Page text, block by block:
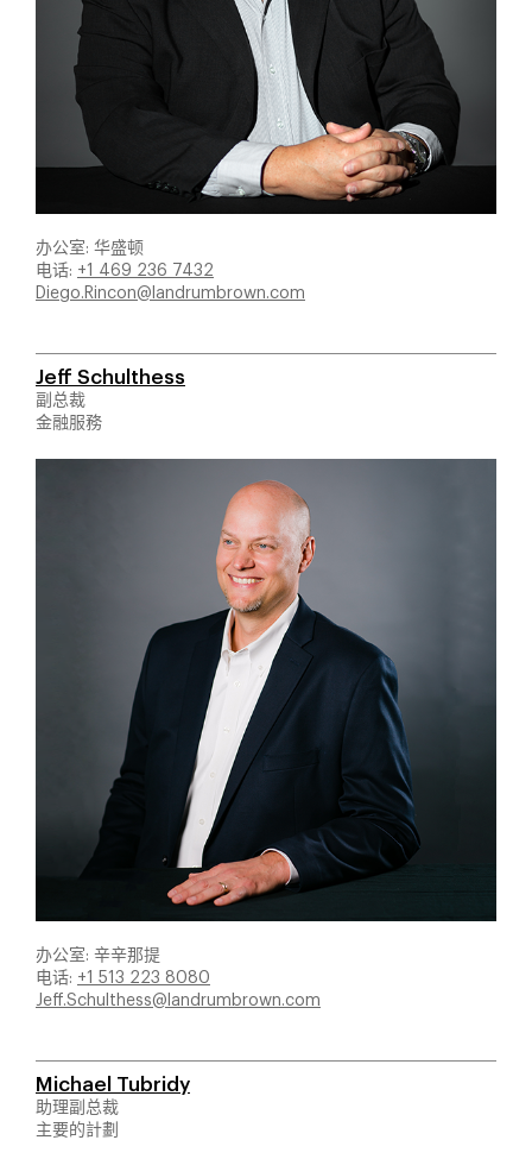
办公室: 华盛顿
电话: +1 469 236 7432
Diego.Rincon@landrumbrown.com
Jeff Schulthess
副总裁
金融服務
办公室: 辛辛那提
电话: +1 513 223 8080
Jeff.Schulthess@landrumbrown.com
Michael Tubridy
助理副总裁
主要的計劃